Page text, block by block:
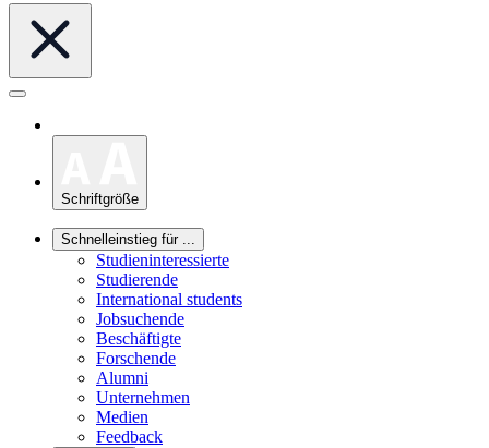
Schriftgröße
Schnelleinstieg für ...
Studieninteressierte
Studierende
International students
Jobsuchende
Beschäftigte
Forschende
Alumni
Unternehmen
Medien
Feedback